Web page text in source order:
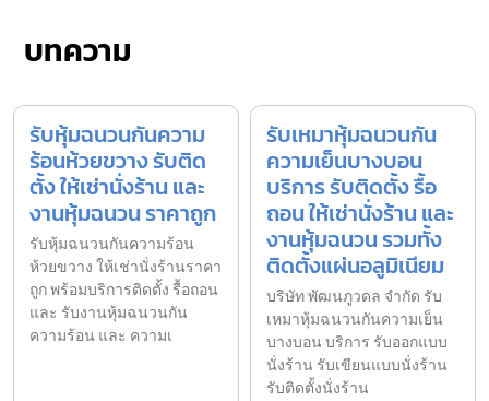
บทความ
รับหุ้มฉนวนกันความ
ร้อนห้วยขวาง รับติด
ตั้ง ให้เช่านั่งร้าน และ
งานหุ้มฉนวน ราคาถูก
รับหุ้มฉนวนกันความร้อน
ห้วยขวาง ให้เช่านั่งร้านราคา
ถูก พร้อมบริการติดตั้ง รื้อถอน
และ รับงานหุ้มฉนวนกัน
ความร้อน และ ความเ
รับเหมาหุ้มฉนวนกัน
ความเย็นบางบอน
บริการ รับติดตั้ง รื้อ
ถอน ให้เช่านั่งร้าน และ
งานหุ้มฉนวน รวมทั้ง
ติดตั้งแผ่นอลูมิเนียม
บริษัท พัฒนภูวดล จำกัด รับ
เหมาหุ้มฉนวนกันความเย็น
บางบอน บริการ รับออกแบบ
นั่งร้าน รับเขียนแบบนั่งร้าน
รับติดตั้งนั่งร้าน